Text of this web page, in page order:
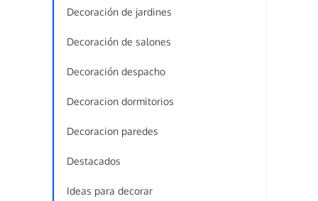
Decoración de jardines
Decoración de salones
Decoración despacho
Decoracion dormitorios
Decoracion paredes
Destacados
Ideas para decorar